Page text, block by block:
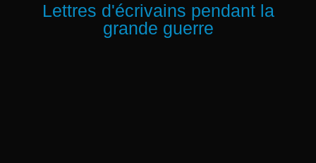
Lettres d'écrivains pendant la
grande guerre